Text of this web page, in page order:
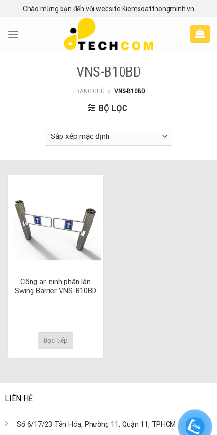
content
Chào mừng bạn đến với website Kiemsoatthongminh.vn
VNS-B10BD
TRANG CHỦ » VNS-B10BD
BỘ LỌC
Cổng an ninh phân làn
Swing Barrier VNS-B10BD
Đọc tiếp
LIÊN HỆ
Số 6/17/23 Tân Hóa, Phường 11, Quận 11, TPHCM